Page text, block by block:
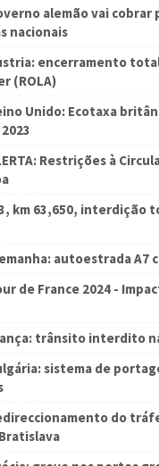
alemão vai cobrar
nacionais
encerramento
(ROLA)
Unido: Ecotaxa
Restrições à
km 63,650, interdição
autoestrada A7
de France 2024 -
trânsito interdito
sistema de
do